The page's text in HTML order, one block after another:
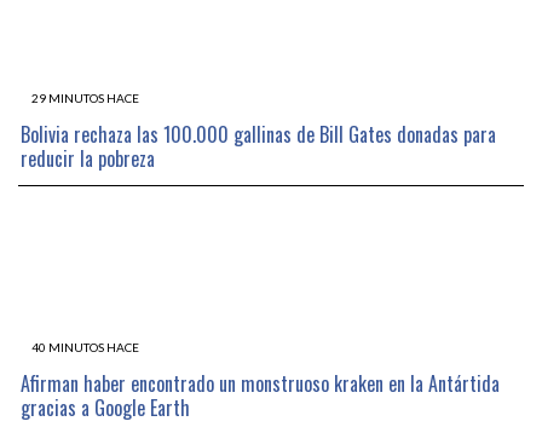
29 MINUTOS HACE
Bolivia rechaza las 100.000 gallinas de Bill Gates donadas para
reducir la pobreza
40 MINUTOS HACE
Afirman haber encontrado un monstruoso kraken en la Antártida
gracias a Google Earth